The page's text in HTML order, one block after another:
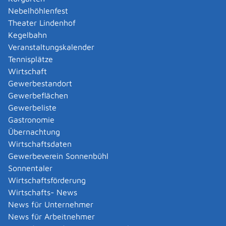
Nebelhöhlenfest
Theater Lindenhof
Kegelbahn
Veranstaltungskalender
Tennisplätze
Wirtschaft
Gewerbestandort
Gewerbeflächen
Gewerbeliste
Gastronomie
Übernachtung
Wirtschaftsdaten
Gewerbeverein Sonnenbühl
Sonnentaler
Wirtschaftsförderung
Wirtschafts- News
News für Unternehmer
News für Arbeitnehmer
können)
Bedarfsbegründende Nachweise, wie zum Beispiel
Ärztliches Attest
Nachweise über wirtschaftliche Bedürftigkeit (zum
Beispiel Rentenbescheid, Lohnabrechnungen,
Nachweise über vorhandenes Vermögen,
Nachweise zur Miethöhe)
Der Umfang der benötigten Unterlagen, insbesondere
der Einkommens- und Vermögensnachweise, richtet
sich nach den Besonderheiten des Einzelfalls.
Kosten
keine
Hinweise
keine